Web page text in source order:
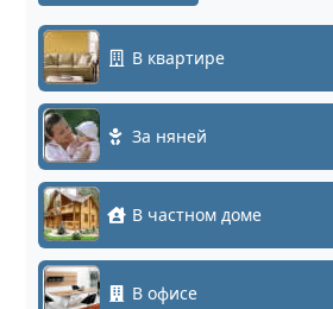
В квартире
За няней
В частном доме
В офисе